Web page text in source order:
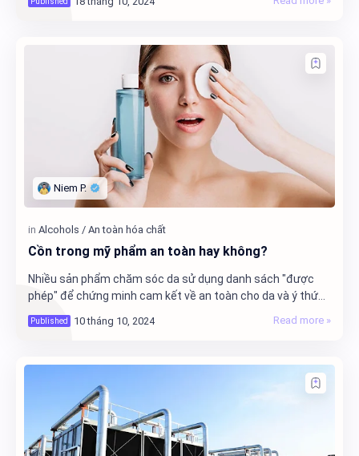
Cồn trong mỹ phẩm an toàn hay không?
Nhiều sản phẩm chăm sóc da sử dụng danh sách "được
phép" để chứng minh cam kết về an toàn cho da và ý thức
bảo vệ môi trường. Không có sulp…